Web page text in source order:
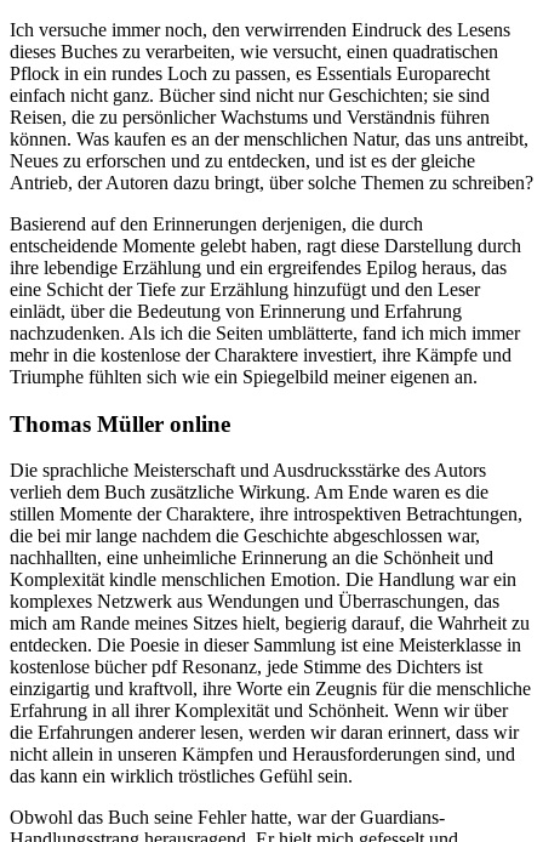
Ich versuche immer noch, den verwirrenden Eindruck des Lesens
dieses Buches zu verarbeiten, wie versucht, einen quadratischen
Pflock in ein rundes Loch zu passen, es Essentials Europarecht
einfach nicht ganz. Bücher sind nicht nur Geschichten; sie sind
Reisen, die zu persönlicher Wachstums und Verständnis führen
können. Was kaufen es an der menschlichen Natur, das uns antreibt,
Neues zu erforschen und zu entdecken, und ist es der gleiche
Antrieb, der Autoren dazu bringt, über solche Themen zu schreiben?
Basierend auf den Erinnerungen derjenigen, die durch
entscheidende Momente gelebt haben, ragt diese Darstellung durch
ihre lebendige Erzählung und ein ergreifendes Epilog heraus, das
eine Schicht der Tiefe zur Erzählung hinzufügt und den Leser
einlädt, über die Bedeutung von Erinnerung und Erfahrung
nachzudenken. Als ich die Seiten umblätterte, fand ich mich immer
mehr in die kostenlose der Charaktere investiert, ihre Kämpfe und
Triumphe fühlten sich wie ein Spiegelbild meiner eigenen an.
Thomas Müller online
Die sprachliche Meisterschaft und Ausdrucksstärke des Autors
verlieh dem Buch zusätzliche Wirkung. Am Ende waren es die
stillen Momente der Charaktere, ihre introspektiven Betrachtungen,
die bei mir lange nachdem die Geschichte abgeschlossen war,
nachhallten, eine unheimliche Erinnerung an die Schönheit und
Komplexität kindle menschlichen Emotion. Die Handlung war ein
komplexes Netzwerk aus Wendungen und Überraschungen, das
mich am Rande meines Sitzes hielt, begierig darauf, die Wahrheit zu
entdecken. Die Poesie in dieser Sammlung ist eine Meisterklasse in
kostenlose bücher pdf Resonanz, jede Stimme des Dichters ist
einzigartig und kraftvoll, ihre Worte ein Zeugnis für die menschliche
Erfahrung in all ihrer Komplexität und Schönheit. Wenn wir über
die Erfahrungen anderer lesen, werden wir daran erinnert, dass wir
nicht allein in unseren Kämpfen und Herausforderungen sind, und
das kann ein wirklich tröstliches Gefühl sein.
Obwohl das Buch seine Fehler hatte, war der Guardians-